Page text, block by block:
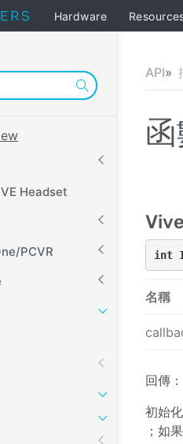
Hardware
Headset
PCVR
API
int
名稱
回傳：
初始
；如